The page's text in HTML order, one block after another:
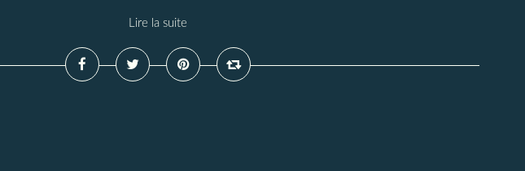
Lire la suite